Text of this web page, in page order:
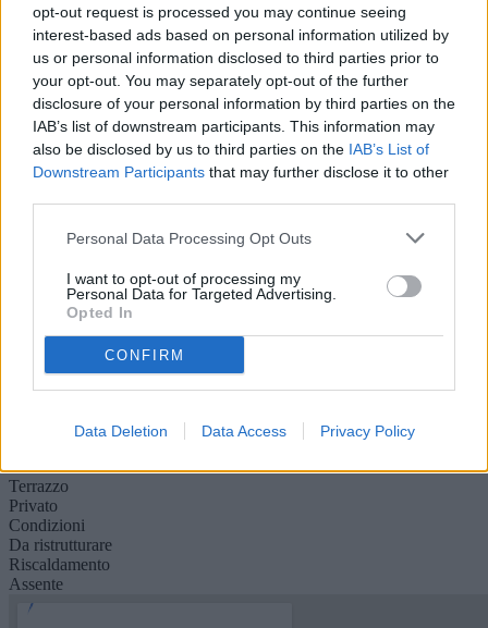
opt-out request is processed you may continue seeing
interest-based ads based on personal information utilized by
us or personal information disclosed to third parties prior to
your opt-out. You may separately opt-out of the further
disclosure of your personal information by third parties on the
IAB’s list of downstream participants. This information may
also be disclosed by us to third parties on the IAB’s List of
Downstream Participants that may further disclose it to other
Personal Data Processing Opt Outs
I want to opt-out of processing my
Personal Data for Targeted Advertising.
Opted In
CONFIRM
Data Deletion Data Access Privacy Policy
appartamenti indipendenti. Questa configurazione la rende una
soluzione ottimale per chi vuole intraprendere un’attività nel settore
delle case vacanza o degli affitti brevi, in una delle aree più ambite e
ben collegate di Valderice. Dettagli Tecnici Superficie lotto: 230 mq
ca. Composizione: Due unità immobiliari indipendenti con verande.
Pertinenze: Giardino privato. Stato: Da ristrutturare (con recupero
materiali d'epoca). Posizione: Fronte strada, zona San Marco.
Certificazione Energetica: Classe G (in fase di rilascio). Codice
Riferimento: Ka. 59 Prezzo di richiesta: € 65.000 Per ricevere
Gioia Caterina Telefono: 3473922507
Su più livelli
Disponibilità
Servizi
Privato
Terrazzo
Privato
Condizioni
Da ristrutturare
Riscaldamento
Assente